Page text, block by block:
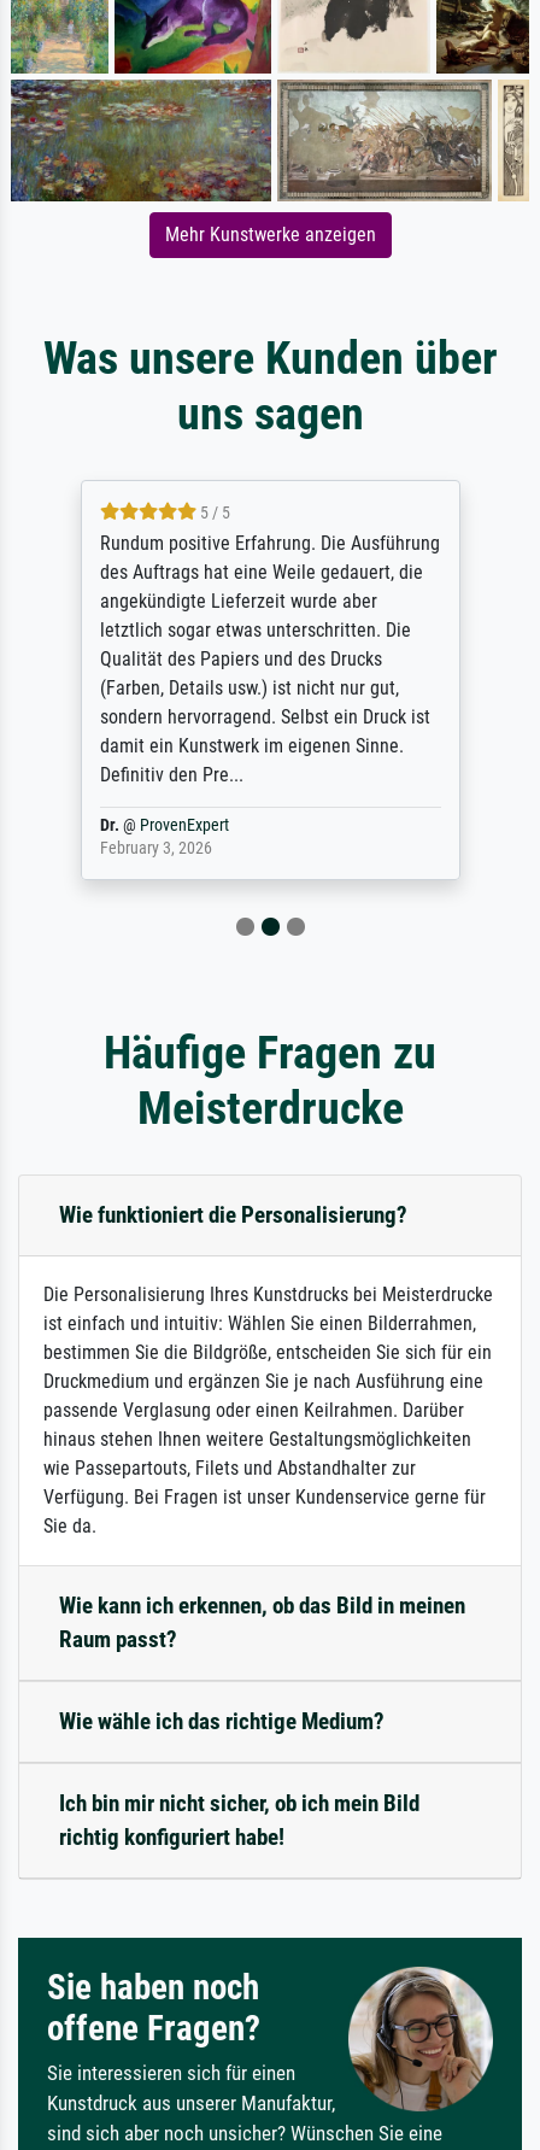
Mehr Kunstwerke anzeigen
Was unsere Kunden über
uns sagen
5 / 5
Rundum positive Erfahrung. Die Ausführung
des Auftrags hat eine Weile gedauert, die
angekündigte Lieferzeit wurde aber
letztlich sogar etwas unterschritten. Die
Qualität des Papiers und des Drucks
(Farben, Details usw.) ist nicht nur gut,
sondern hervorragend. Selbst ein Druck ist
damit ein Kunstwerk im eigenen Sinne.
Definitiv den Pre...
Dr. @ ProvenExpert
February 3, 2026
Häufige Fragen zu
Meisterdrucke
Wie funktioniert die Personalisierung?
Die Personalisierung Ihres Kunstdrucks bei Meisterdrucke
ist einfach und intuitiv: Wählen Sie einen Bilderrahmen,
bestimmen Sie die Bildgröße, entscheiden Sie sich für ein
Druckmedium und ergänzen Sie je nach Ausführung eine
passende Verglasung oder einen Keilrahmen. Darüber
hinaus stehen Ihnen weitere Gestaltungsmöglichkeiten
wie Passepartouts, Filets und Abstandhalter zur
Verfügung. Bei Fragen ist unser Kundenservice gerne für
Sie da.
Wie kann ich erkennen, ob das Bild in meinen
Raum passt?
Wie wähle ich das richtige Medium?
Ich bin mir nicht sicher, ob ich mein Bild
richtig konfiguriert habe!
Sie haben noch
offene Fragen?
Sie interessieren sich für einen
Kunstdruck aus unserer Manufaktur,
sind sich aber noch unsicher? Wünschen Sie eine